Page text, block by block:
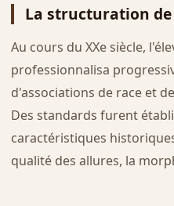
La structuration
Au cours du XXe siècle,
professionnalisa
d'associations de race et
Des standards furent
caractéristiques
qualité des allures, la